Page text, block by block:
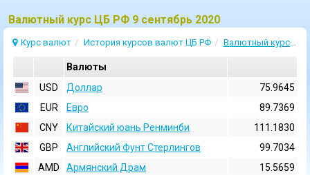
Bалютный курс ЦБ РФ 9 сентябрь 2020
Курс валют История курсов валют ЦБ РФ Валютный курс 9 Сентябрь 2020
Валюты
USD
Доллар
75.9645
EUR
Евро
89.7369
CNY
Китайский юань Ренминби
111.1830
GBP
Английский Фунт Стерлингов
99.7034
AMD
Армянский Драм
15.5659